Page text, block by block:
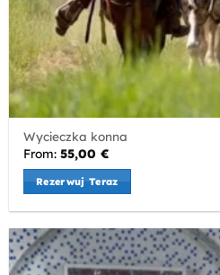
Wycieczka konna
From:55,00€
Rezerwuj Teraz